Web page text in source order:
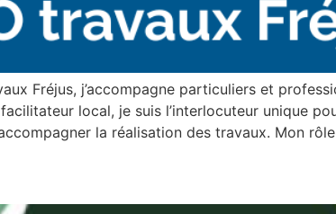
Fréjus, j’accompagne particuliers et
local, je suis l’interlocuteur unique
la réalisation des travaux. Mon